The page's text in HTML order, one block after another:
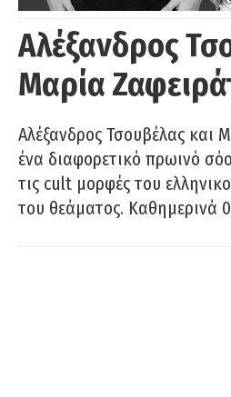
Αλέξανδρος
Μαρία
Αλέξανδρος Τσουβέλας και
ένα διαφορετικό πρωινό
τις cult μορφές του
του θεάματος. Καθημερινά